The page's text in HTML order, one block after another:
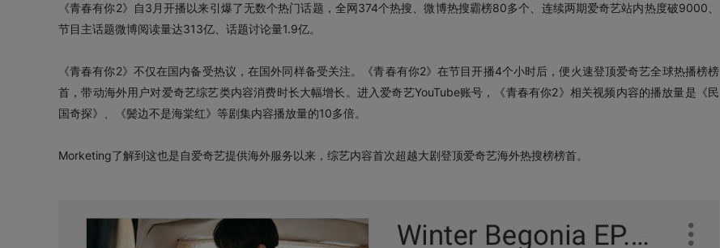
《青春有你2》自3月开播以来引爆了无数个热门话题，全网374个热搜、微博热搜霸榜80多个、连续两期爱奇艺站内热度破9000、
节目主话题微博阅读量达313亿、话题讨论量1.9亿。
《青春有你2》不仅在国内备受热议，在国外同样备受关注。《青春有你2》在节目开播4个小时后，便火速登顶爱奇艺全球热播榜榜
首，带动海外用户对爱奇艺综艺类内容消费时长大幅增长。进入爱奇艺YouTube账号，《青春有你2》相关视频内容的播放量是《民
国奇探》、《鬓边不是海棠红》等剧集内容播放量的10多倍。
Morketing了解到这也是自爱奇艺提供海外服务以来，综艺内容首次超越大剧登顶爱奇艺海外热搜榜榜首。